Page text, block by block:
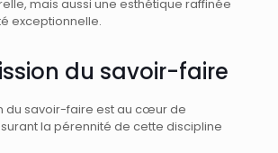
mais aussi une esthétique raffinée
exceptionnelle.
du savoir-faire
du savoir-faire est au cœur de
la pérennité de cette discipline